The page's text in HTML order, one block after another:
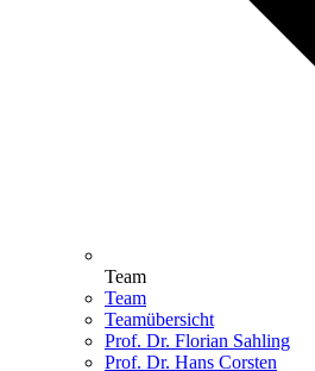
Team
Team
Teamübersicht
Prof. Dr. Florian Sahling
Prof. Dr. Hans Corsten